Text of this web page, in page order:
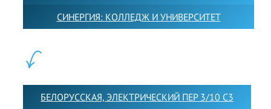
СИНЕРГИЯ: КОЛЛЕДЖ И УНИВЕРСИТЕТ
БЕЛОРУССКАЯ, ЭЛЕКТРИЧЕСКИЙ ПЕР 3/10 С3